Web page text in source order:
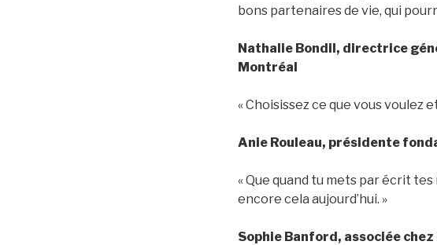
bons partenaires de vie, qui
Nathalie Bondil, directrice
Montréal
« Choisissez ce que vous voulez
Anie Rouleau, présidente
« Que quand tu mets par écrit
encore cela aujourd’hui. »
Sophie Banford, associée chez